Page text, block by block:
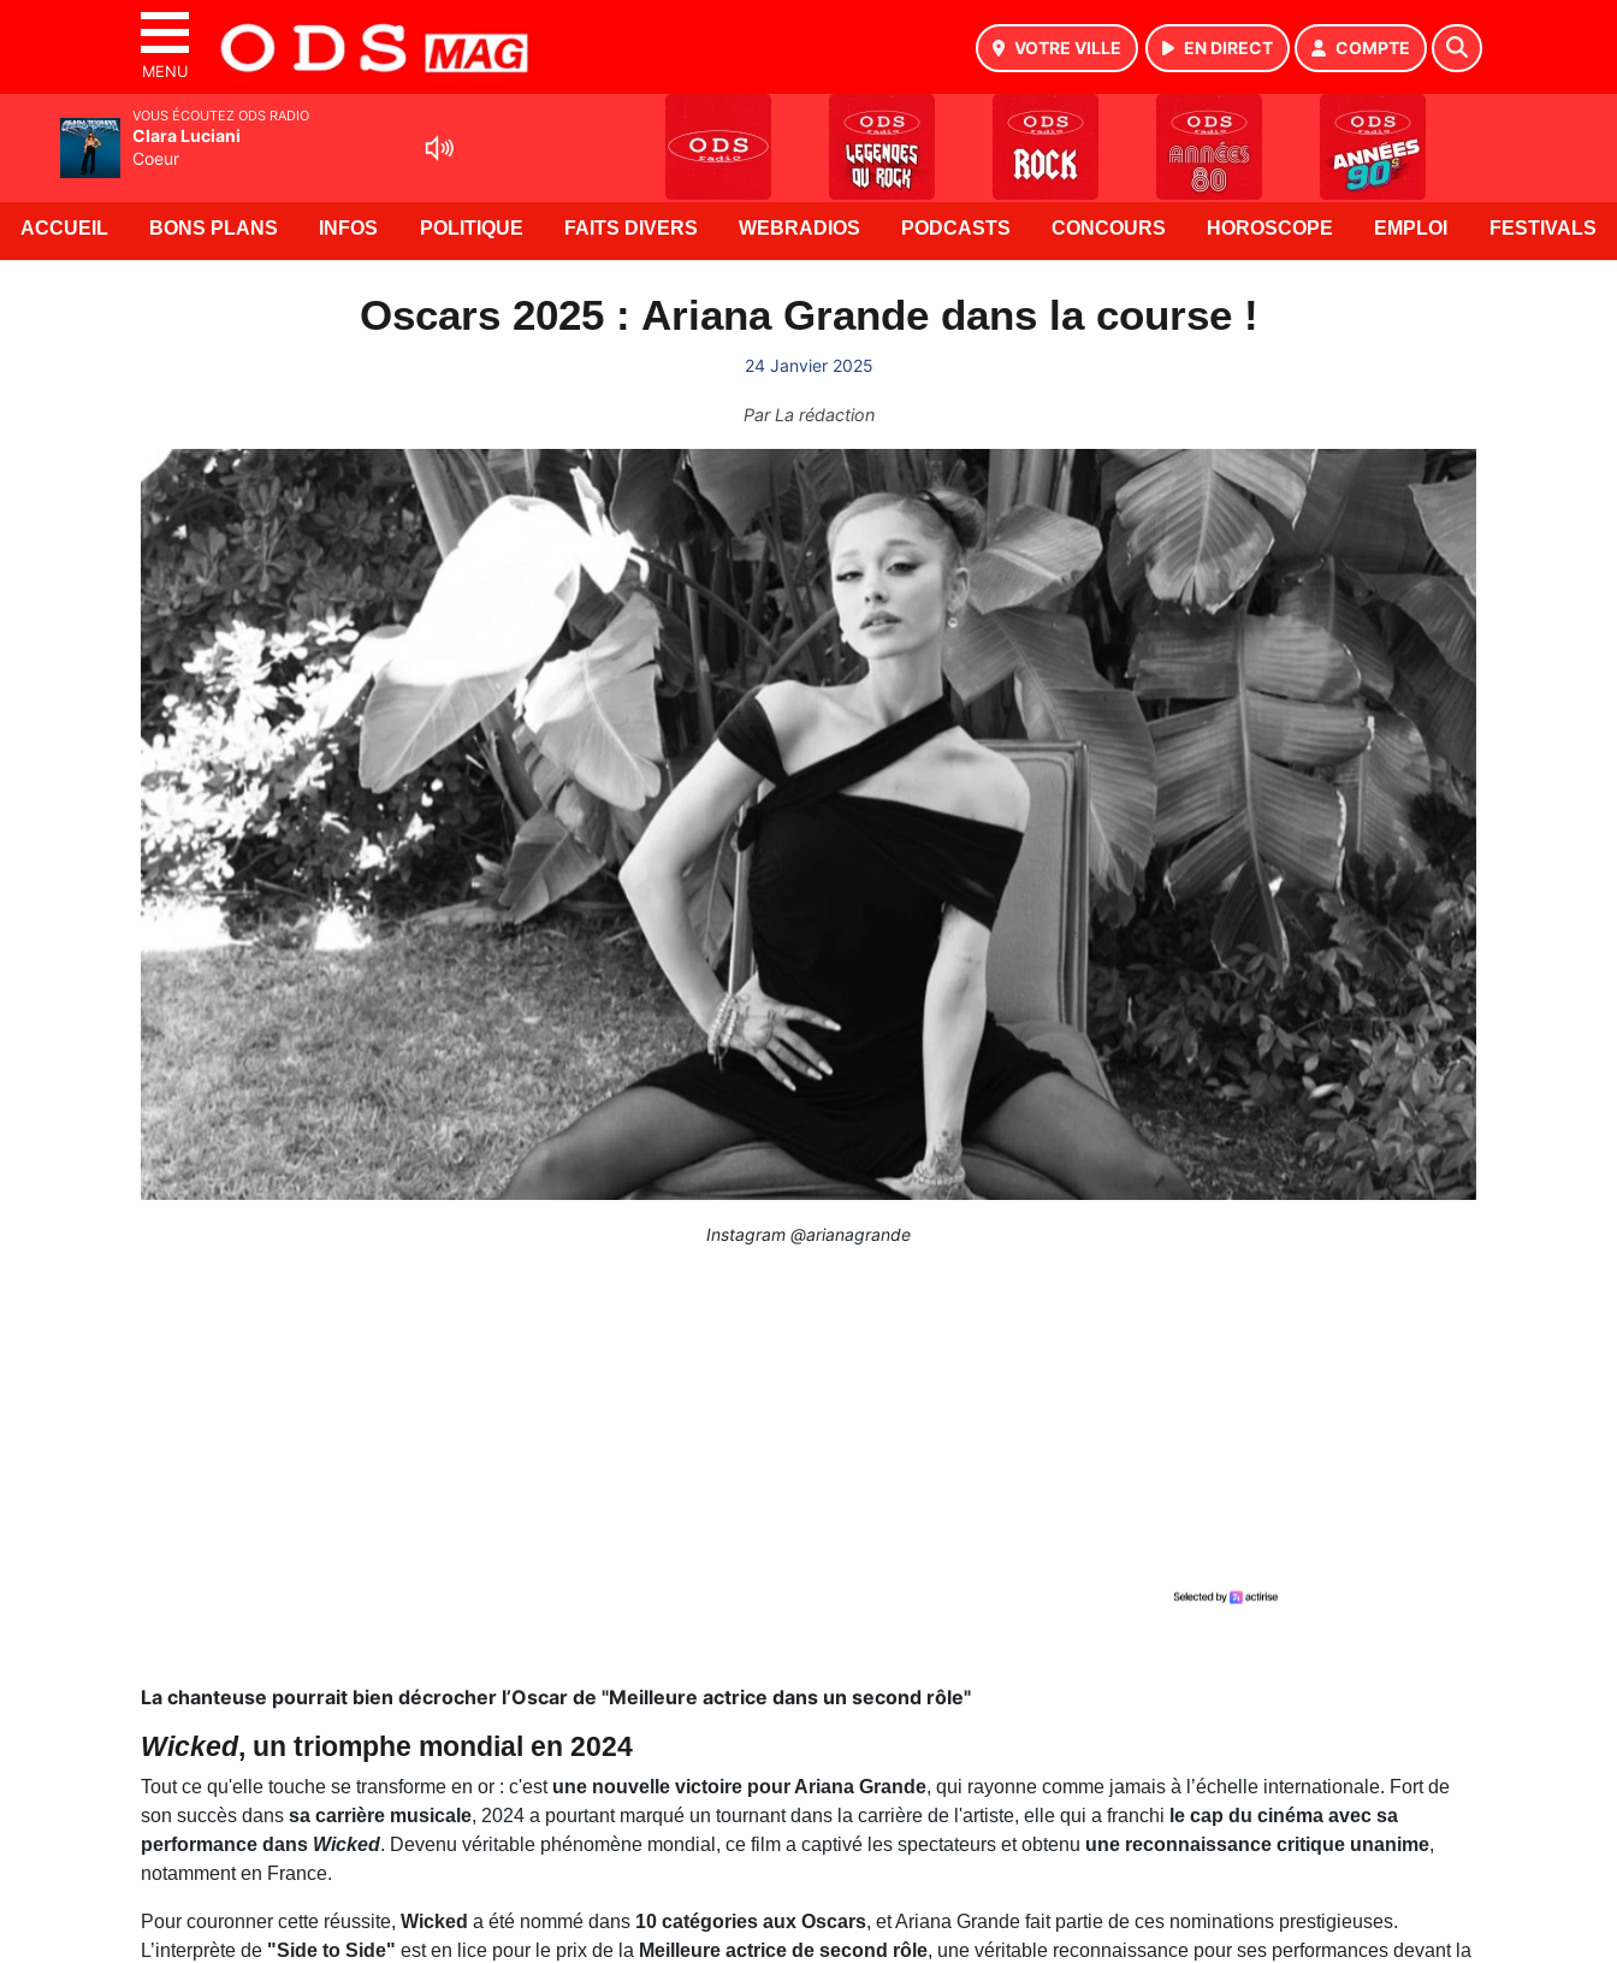
MENU
VOTRE VILLE EN DIRECT COMPTE
ACCUEIL BONS PLANS INFOS POLITIQUE FAITS DIVERS WEBRADIOS PODCASTS CONCOURS HOROSCOPE EMPLOI FESTIVALS
Oscars 2025 : Ariana Grande dans la course !
24 Janvier 2025
ParLa rédaction
Instagram @arianagrande
La chanteuse pourrait bien décrocher l’Oscar de "Meilleure actrice dans un second rôle"
Wicked, un triomphe mondial en 2024
Tout ce qu'elle touche se transforme en or : c'est une nouvelle victoire pour Ariana Grande, qui rayonne comme jamais à l’échelle internationale. Fort de
son succès dans sa carrière musicale, 2024 a pourtant marqué un tournant dans la carrière de l'artiste, elle qui a franchi le cap du cinéma avec sa
performance dans Wicked. Devenu véritable phénomène mondial, ce film a captivé les spectateurs et obtenu une reconnaissance critique unanime,
notamment en France.
Pour couronner cette réussite, Wicked a été nommé dans 10 catégories aux Oscars, et Ariana Grande fait partie de ces nominations prestigieuses.
L’interprète de "Side to Side" est en lice pour le prix de la Meilleure actrice de second rôle, une véritable reconnaissance pour ses performances devant la
VOUS ÉCOUTEZ ODS RADIO
Clara Luciani
Coeur